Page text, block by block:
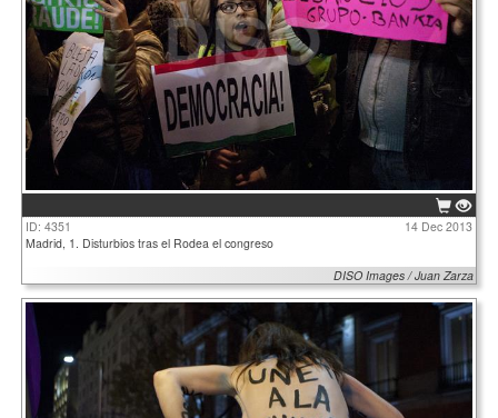
ID: 4351
14 Dec 2013
Madrid, 1. Disturbios tras el Rodea el congreso
DISO Images / Juan Zarza